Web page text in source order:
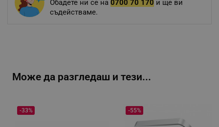
Обадете ни се на 0700 70 170 и ще ви
съдействаме.
Може да разгледаш и тези...
-33% -55%